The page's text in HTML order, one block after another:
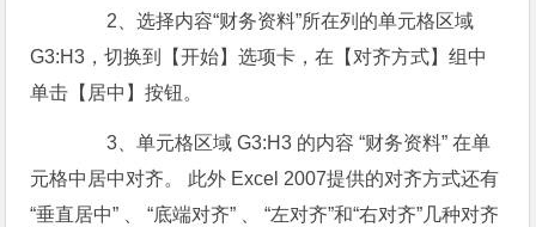
2、选择内容“财务资料”所在列的单元格区域
G3:H3，切换到【开始】选项卡，在【对齐方式】组中
单击【居中】按钮。
3、单元格区域 G3:H3 的内容 “财务资料” 在单
元格中居中对齐。 此外 Excel 2007提供的对齐方式还有
“垂直居中” 、 “底端对齐” 、 “左对齐”和“右对齐”几种对齐